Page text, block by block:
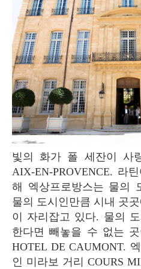
빛의 화가 폴 세잔이 사랑한 도시, 엑상프로방스
AIX-EN-PROVENCE. 라
해 엑상프로방스는 물의
물의 도시인만큼 시내 곳
이 자리잡고 있다. 물의
한다면 빼놓을 수 없는
HOTEL DE CAUMONT.
인 미라보 거리 COURS